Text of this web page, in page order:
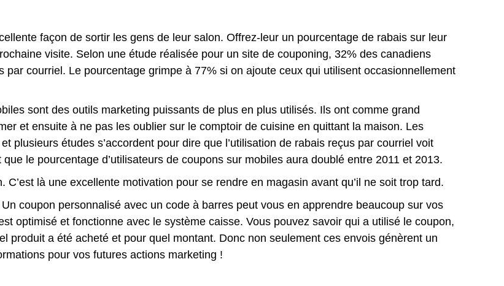
façon de sortir les gens de leur salon. Offrez-leur un pourcentage de rabais sur leur
visite. Selon une étude réalisée pour un site de couponing, 32% des canadiens
courriel. Le pourcentage grimpe à 77% si on ajoute ceux qui utilisent occasionnellement
sont des outils marketing puissants de plus en plus utilisés. Ils ont comme grand
et ensuite à ne pas les oublier sur le comptoir de cuisine en quittant la maison. Les
plusieurs études s’accordent pour dire que l’utilisation de rabais reçus par courriel voit
le pourcentage d’utilisateurs de coupons sur mobiles aura doublé entre 2011 et 2013.
là une excellente motivation pour se rendre en magasin avant qu’il ne soit trop tard.
coupon personnalisé avec un code à barres peut vous en apprendre beaucoup sur vos
optimisé et fonctionne avec le système caisse. Vous pouvez savoir qui a utilisé le coupon,
produit a été acheté et pour quel montant. Donc non seulement ces envois génèrent un
pour vos futures actions marketing !